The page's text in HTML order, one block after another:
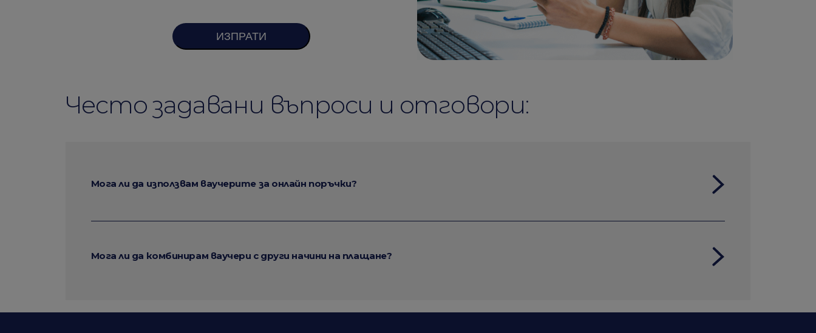
ИЗПРАТИ
Често задавани въпроси и отговори:
Мога ли да използвам ваучерите за онлайн поръчки?
Мога ли да комбинирам ваучери с други начини на плащане?